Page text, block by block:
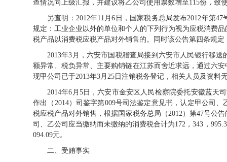
查情况向上级汇报，并建议将乙公司使用票数增至115份，致
另查明：2012年11月6日，国家税务总局发布2012年第
规定：工业企业以外的单位和个人的下列行为视为应税消费
税产品以消费税应税产品对外销售的。同时该公告第四条规定
2013年3 月，六安市国税稽查局接到六安市人民银行移
额异常、税负异常、主要购销链在江苏而舍近求远，通过六
现甲公司已于2013年3月 25 日注销税务登记，相关人员及资料
2014年6 月 5日，六安市金安区人民检察院委托安徽蓝天
作出（ 2014）司鉴字第009号司法鉴定意见书，认定甲公司、
税应税产品对外销售，根据国家税务总局（2012）第47号公告
司、乙公司应当缴纳而未缴纳的消费税合计为172 ，343 ，
094.09元。
二、受贿事实